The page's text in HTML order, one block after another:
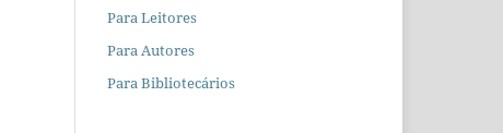
Para Leitores
Para Autores
Para Bibliotecários